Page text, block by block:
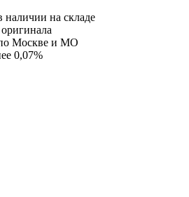
наличии на складе
по Москве и МО
0,07%